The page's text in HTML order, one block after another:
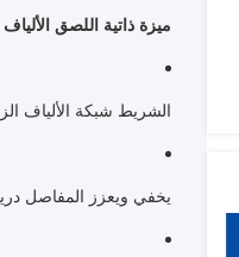
ميزة ذاتية اللصق
الشريط شبكة الألياف
يخفي ويعزز المفاصل